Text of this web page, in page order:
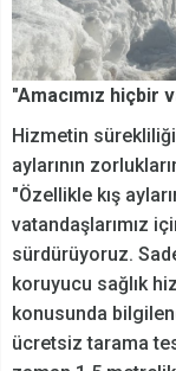
"Amacımız hiçbir
Hizmetin
aylarının
"Özellikle kış
vatandaşlarımız
sürdürüyoruz.
koruyucu sağlık
konusunda
ücretsiz tarama